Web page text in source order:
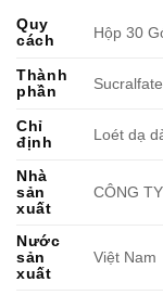
Quy
cách
Hộp 30
Thành
phần
Sucralfate
Chỉ
định
Loét dạ
Nhà
sản
xuất
CÔNG
Nước
sản
xuất
Việt Nam